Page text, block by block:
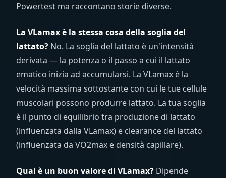
Powertest ma raccontano storie diverse.
La VLamax è la stessa cosa della soglia del
lattato? No. La soglia del lattato è un'intensità
derivata — la potenza o il passo a cui il lattato
ematico inizia ad accumularsi. La VLamax è la
velocità massima sottostante con cui le tue cellule
muscolari possono produrre lattato. La tua soglia
è il punto di equilibrio tra produzione di lattato
(influenzata dalla VLamax) e clearance del lattato
(influenzata da VO2max e densità capillare).
Qual è un buon valore di VLamax? Dipende